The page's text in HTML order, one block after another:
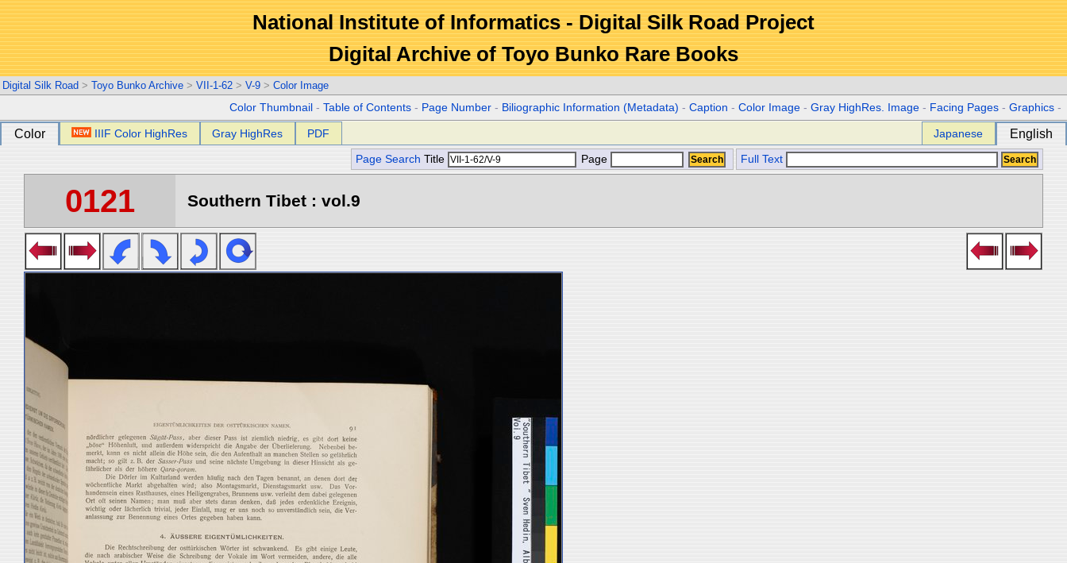
National Institute of Informatics - Digital Silk Road Project
Digital Archive of Toyo Bunko Rare Books
Digital Silk Road > Toyo Bunko Archive > VII-1-62 > V-9 > Color Image
Color Thumbnail -Table of Contents - Page Number - Biliographic Information (Metadata) -Caption -Color Image -Gray HighRes. Image - Facing Pages -Graphics -
Color IIIF Color HighRes Gray HighRes PDF Japanese English
Page Search Title Page Full Text
0121 Southern Tibet : vol.9